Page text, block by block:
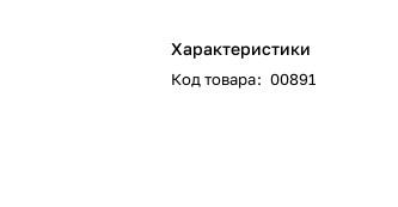
Характеристики
Код товара: 00891